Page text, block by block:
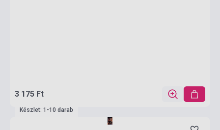
3 175 Ft
Készlet: 1-10 darab